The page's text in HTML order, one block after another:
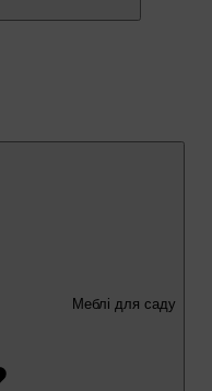
Меблі для саду